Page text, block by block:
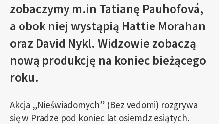
zobaczymy m.in Tatianę Pauhofová,
a obok niej wystąpią Hattie Morahan
oraz David Nykl. Widzowie zobaczą
nową produkcję na koniec bieżącego
roku.
Akcja „Nieświadomych” (Bez vedomi) rozgrywa
się w Pradze pod koniec lat osiemdziesiątych.